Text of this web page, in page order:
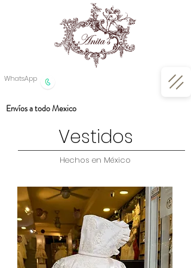
WhatsApp
Envíos a todo Mexico
Vestidos
Hechos en México